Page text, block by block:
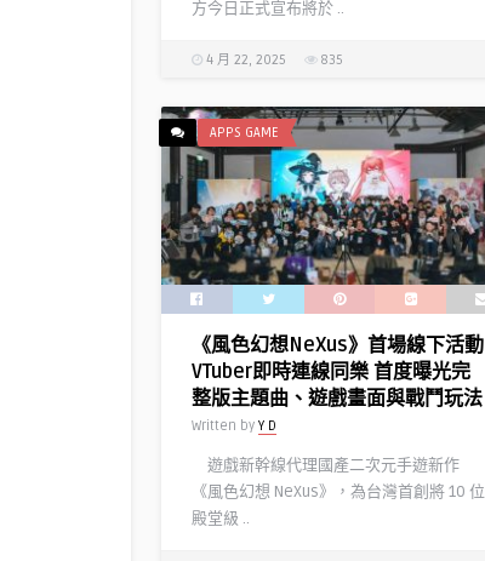
方今日正式宣布將於 ..
4 月 22, 2025 835
APPS GAME
《風色幻想NeXus》首場線下活動
VTuber即時連線同樂 首度曝光完
整版主題曲、遊戲畫面與戰鬥玩法
Written by Y D
遊戲新幹線代理國產二次元手遊新作
《風色幻想 NeXus》，為台灣首創將 10 位
殿堂級 ..